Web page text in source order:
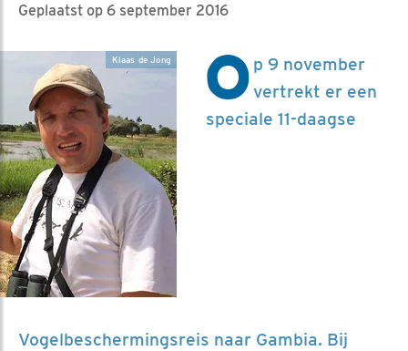
Geplaatst op 6 september 2016
Klaas de Jong O p 9 november
vertrekt er een
speciale 11-daagse
Vogelbeschermingsreis naar Gambia. Bij